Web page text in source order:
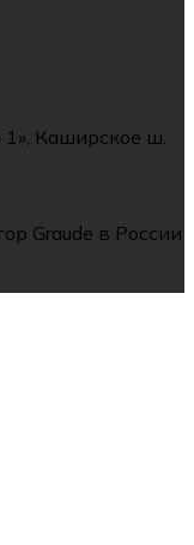
Каширское ш.
Graude в России